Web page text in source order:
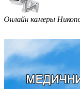
Онлайн камеры